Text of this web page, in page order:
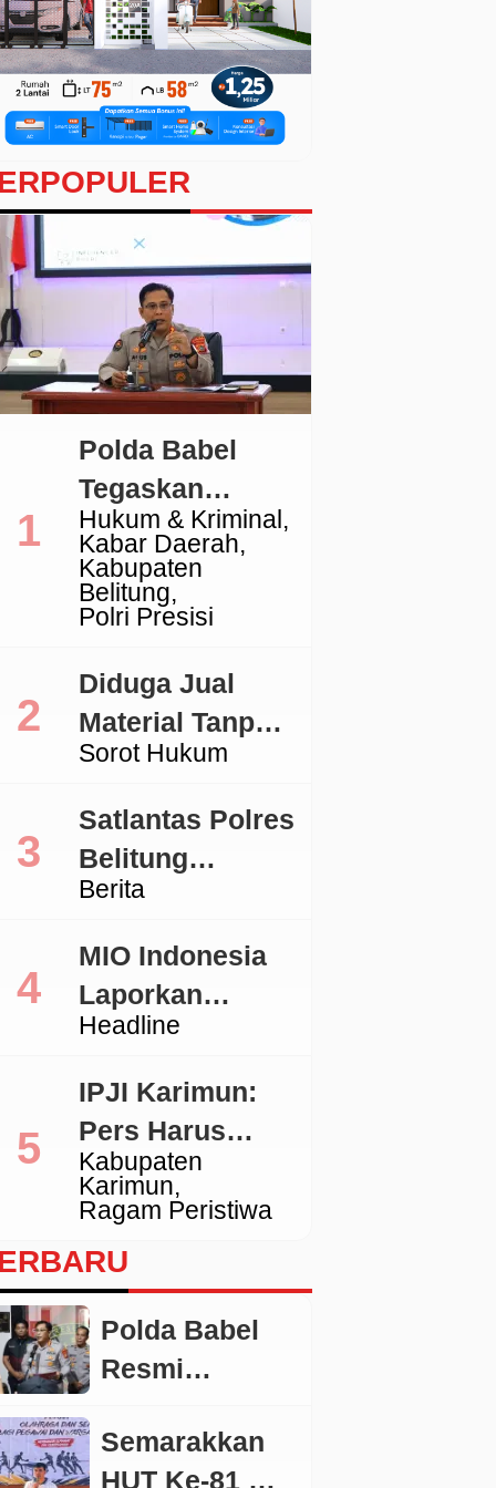
Hukum & Kriminal
Kabar Daerah
Kabupaten
Belitung
Polri Presisi
Polda Babel
Tegaskan
Komitmen
Penegakan
Hukum Terkait
Pasir Timah
Ilegal Di
Belitung
Sorot Hukum
Diduga Jual
Material Tanpa
Izin, Aktivitas
Lingga Jadi
Sorotan
Berita
Satlantas Polres
Belitung
Tertibkan
dengan TNKB
Tidak Sesuai
Headline
MIO Indonesia
Laporkan
Pengacara
Polda Metro
Jaya
Kabupaten
Karimun
Ragam Peristiwa
IPJI Karimun:
Pers Harus
Dilindungi,
Wartawan yang
Melanggar Etika
Juga Wajib
Dikoreksi
Polda Babel
Resmi
Tersangka
Semarakkan
HUT Ke-81 RI,